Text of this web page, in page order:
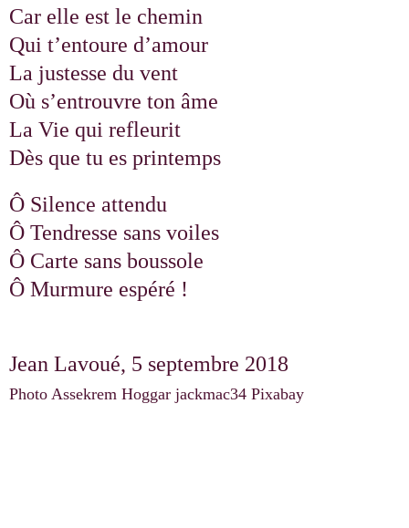
Car elle est le chemin
Qui t’entoure d’amour
La justesse du vent
Où s’entrouvre ton âme
La Vie qui refleurit
Dès que tu es printemps
Ô Silence attendu
Ô Tendresse sans voiles
Ô Carte sans boussole
Ô Murmure espéré !
Jean Lavoué, 5 septembre 2018
Photo Assekrem Hoggar jackmac34 Pixabay